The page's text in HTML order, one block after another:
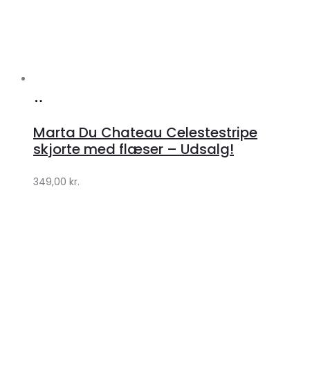
Klædeskabet.dk
Marta Du Chateau Celestestripe
skjorte med flæser – Udsalg!
349,00 kr.